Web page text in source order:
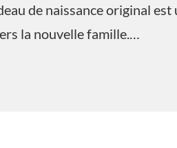
de naissance original
la nouvelle famille.…